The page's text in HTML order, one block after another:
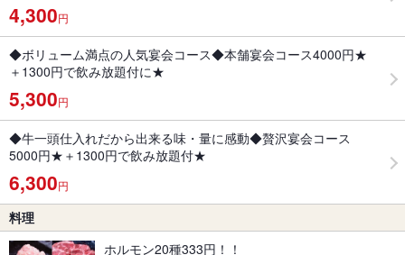
4,300円
◆ボリューム満点の人気宴会コース◆本舗宴会コース4000円★
＋1300円で飲み放題付に★
5,300円
◆牛一頭仕入れだから出来る味・量に感動◆贅沢宴会コース
5000円★＋1300円で飲み放題付★
6,300円
料理
ホルモン20種333円！！